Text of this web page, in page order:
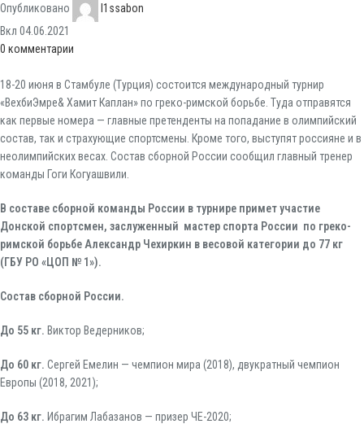
Опубликовано
l1ssabon
Вкл 04.06.2021
0 комментарии
18-20 июня в Стамбуле (Турция) состоится международный турнир
«ВехбиЭмре& Хамит Каплан» по греко-римской борьбе. Туда отправятся
как первые номера — главные претенденты на попадание в олимпийский
состав, так и страхующие спортсмены. Кроме того, выступят россияне и в
неолимпийских весах. Состав сборной России сообщил главный тренер
команды Гоги Когуашвили.
В составе сборной команды России в турнире примет участие
Донской спортсмен, заслуженный мастер спорта России по греко-
римской борьбе Александр Чехиркин в весовой категории до 77 кг
(ГБУ РО «ЦОП № 1»).
Состав сборной России.
До 55 кг. Виктор Ведерников;
До 60 кг. Сергей Емелин — чемпион мира (2018), двукратный чемпион
Европы (2018, 2021);
До 63 кг. Ибрагим Лабазанов — призер ЧЕ-2020;